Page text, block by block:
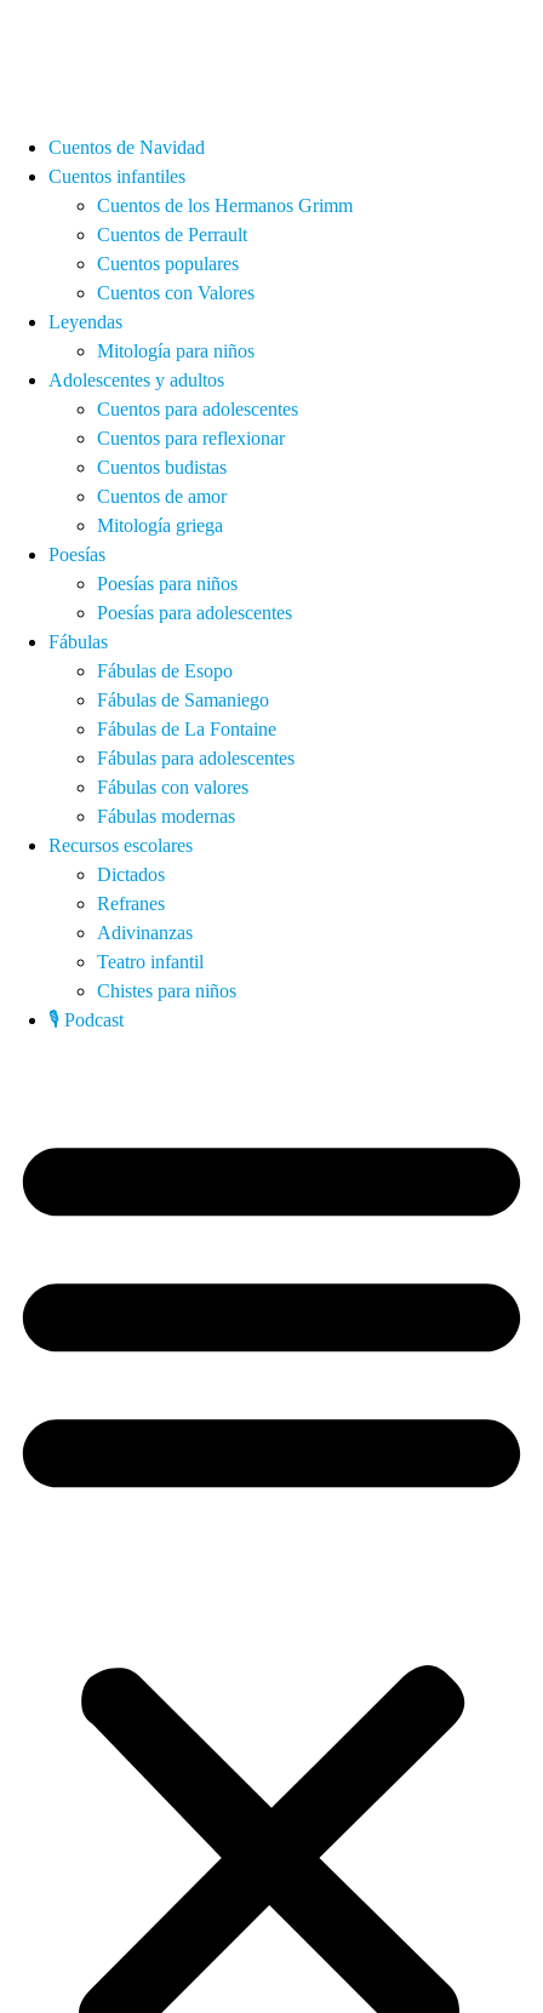
Cuentos de Navidad
Cuentos infantiles
Cuentos de los Hermanos Grimm
Cuentos de Perrault
Cuentos populares
Cuentos con Valores
Leyendas
Mitología para niños
Adolescentes y adultos
Cuentos para adolescentes
Cuentos para reflexionar
Cuentos budistas
Cuentos de amor
Mitología griega
Poesías
Poesías para niños
Poesías para adolescentes
Fábulas
Fábulas de Esopo
Fábulas de Samaniego
Fábulas de La Fontaine
Fábulas para adolescentes
Fábulas con valores
Fábulas modernas
Recursos escolares
Dictados
Refranes
Adivinanzas
Teatro infantil
Chistes para niños
🎙️ Podcast